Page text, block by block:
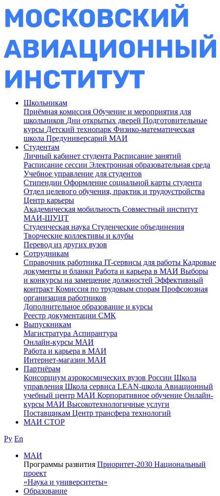
Школьникам
Приёмная комиссия Обучение и мероприятия для
школьников Дни открытых дверей Подготовительные
курсы Детский технопарк Физико-математическая
школа Предуниверсарий МАИ
Студентам
Личный кабинет студента Расписание занятий
Расписание сессии Электронная образовательная среда
Учебное управление для студентов
Стипендии Оформление социальной карты студента
Отдел целевого обучения, практик и трудоустройства
Центр карьеры
Академическая мобильность Совместный институт
МАИ-ШУЦТ
Студенческая наука Студенческие объединения
Творческие коллективы и клубы
Перевод из других вузов
Сотрудникам
Cправочник работника IT-сервисы для работы Кадровые
документы и бланки Работа и карьера в МАИ Выборы
и конкурсы на замещение должностей Эффективный
контракт Комиссия по трудовым спорам Профсоюзная
организация работников
Дополнительное образование и курсы
Реестр документации СМК
Выпускникам
Магистратура Аспирантура
Онлайн-курсы МАИ
Работа и карьера в МАИ
Интернет-магазин МАИ
Партнёрам
Консорциум аэрокосмических вузов России Школа
управления Школа сервиса LEAN-школа Авиационный
учебный центр МАИ Корпоративное обучение Онлайн-
курсы МАИ Высокотехнологичные услуги
Поставщикам Центр трансфера технологий
МАИ СТОР
Ру En
МАИ
Программы развития Приоритет-2030 Национальный
проект
«Наука и университеты»
Образование